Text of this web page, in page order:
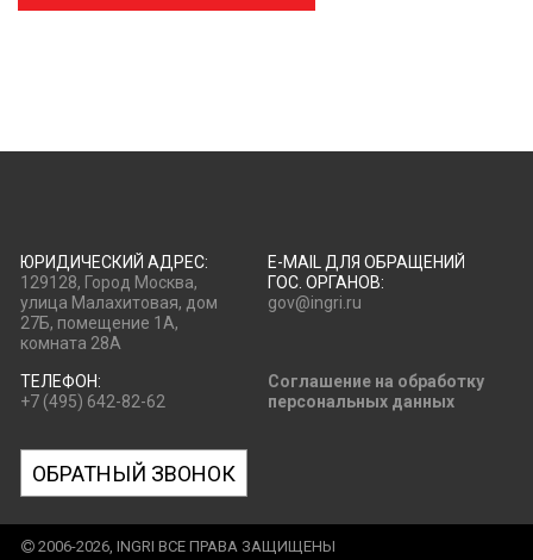
ЮРИДИЧЕСКИЙ АДРЕС:
129128, Город Москва,
улица Малахитовая, дом
27Б, помещение 1А,
комната 28А
E-MAIL ДЛЯ ОБРАЩЕНИЙ
ГОС. ОРГАНОВ:
gov@ingri.ru
ТЕЛЕФОН:
+7 (495) 642-82-62
Соглашение на обработку
персональных данных
ОБРАТНЫЙ ЗВОНОК
2006-2026, INGRI ВСЕ ПРАВА ЗАЩИЩЕНЫ